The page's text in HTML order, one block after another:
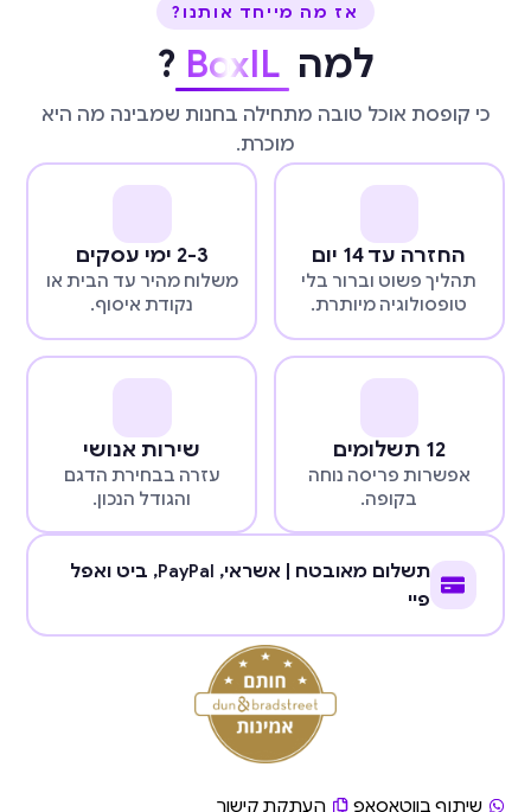
אז מה מייחד אותנו?
למה BoxIL
?
כי קופסת אוכל טובה מתחילה בחנות שמבינה מה היא
מוכרת.
החזרה עד 14 יום
תהליך פשוט וברור בלי
טופסולוגיה מיותרת.
2-3 ימי עסקים
משלוח מהיר עד הבית או
נקודת איסוף.
12 תשלומים
אפשרות פריסה נוחה
בקופה.
שירות אנושי
עזרה בבחירת הדגם
והגודל הנכון.
תשלום מאובטח | אשראי, PayPal, ביט ואפל
פיי
שיתוף בווטאסאפ העתקת קישור